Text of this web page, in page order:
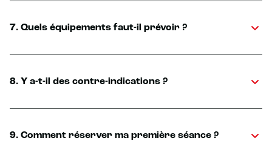
7. Quels équipements faut-il prévoir ?
8. Y a-t-il des contre-indications ?
9. Comment réserver ma première séance ?